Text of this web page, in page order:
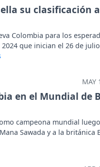
su clasificación
Colombia para los
que inician el 26 de
MAY
en el Mundial de
campeona mundial
Sawada y a la británica